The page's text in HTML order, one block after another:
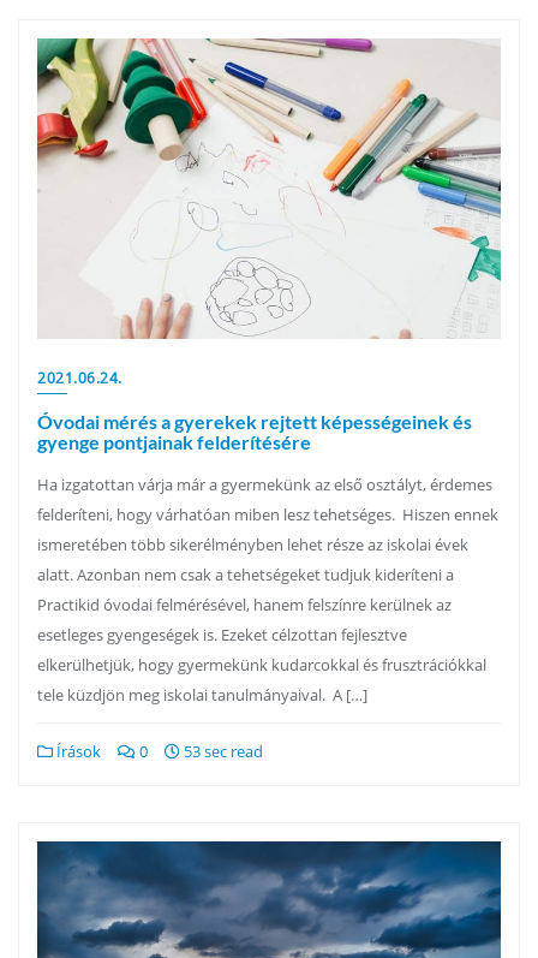
2021.06.24.
Óvodai mérés a gyerekek rejtett képességeinek és
gyenge pontjainak felderítésére
Ha izgatottan várja már a gyermekünk az első osztályt, érdemes
felderíteni, hogy várhatóan miben lesz tehetséges. Hiszen ennek
ismeretében több sikerélményben lehet része az iskolai évek
alatt. Azonban nem csak a tehetségeket tudjuk kideríteni a
Practikid óvodai felmérésével, hanem felszínre kerülnek az
esetleges gyengeségek is. Ezeket célzottan fejlesztve
elkerülhetjük, hogy gyermekünk kudarcokkal és frusztrációkkal
tele küzdjön meg iskolai tanulmányaival. A […]
Írások 0 53 sec read